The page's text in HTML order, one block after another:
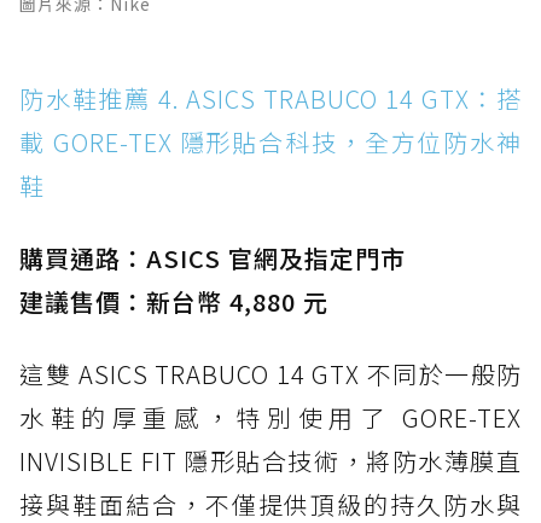
防水鞋推薦 4. ASICS TRABUCO 14 GTX：搭
載 GORE-TEX 隱形貼合科技，全方位防水神
鞋
購買通路：ASICS 官網及指定門市
建議售價：新台幣 4,880 元
這雙 ASICS TRABUCO 14 GTX 不同於一般防
水鞋的厚重感，特別使用了 GORE-TEX
INVISIBLE FIT 隱形貼合技術，將防水薄膜直
接與鞋面結合，不僅提供頂級的持久防水與